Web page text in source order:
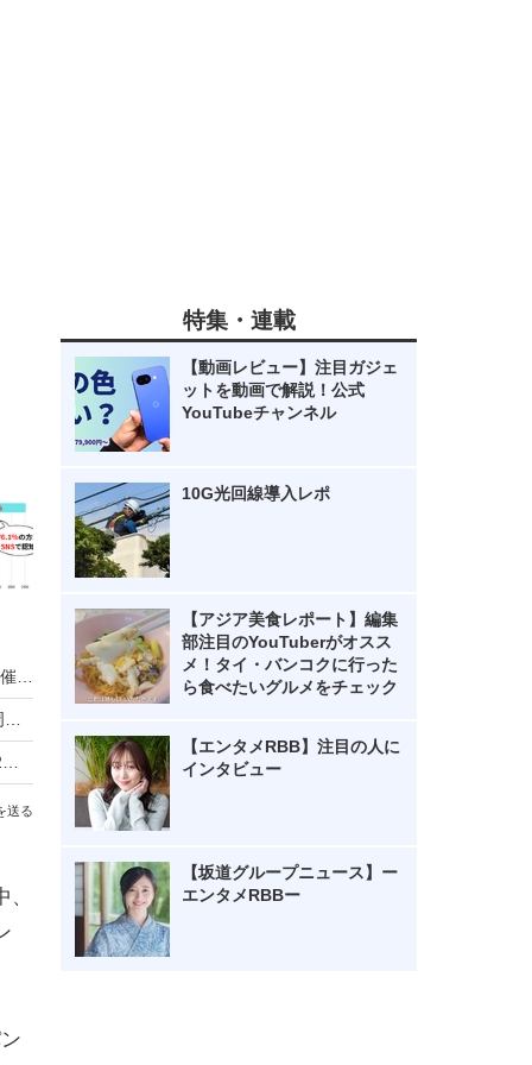
送る
特集・連載
【動画レビュー】注目ガジェ
ットを動画で解説！公式
YouTubeチャンネル
10G光回線導入レポ
【アジア美食レポート】編集
部注目のYouTuberがオスス
メ！タイ・バンコクに行った
ら食べたいグルメをチェック
【エンタメRBB】注目の人に
インタビュー
【坂道グループニュース】ー
エンタメRBBー